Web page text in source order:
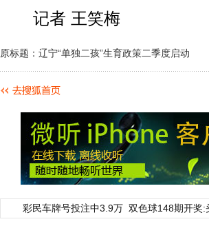
记者 王笑梅
原标题：辽宁“单独二孩”生育政策二季度启动
彩民车牌号投注中3.9万 双色球148期开奖: